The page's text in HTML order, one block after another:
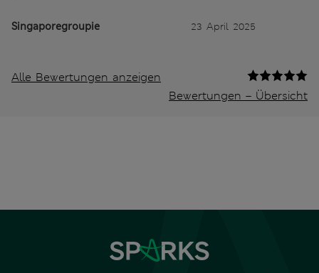
Singaporegroupie 23 April 2025
Alle Bewertungen anzeigen
Bewertungen – Übersicht